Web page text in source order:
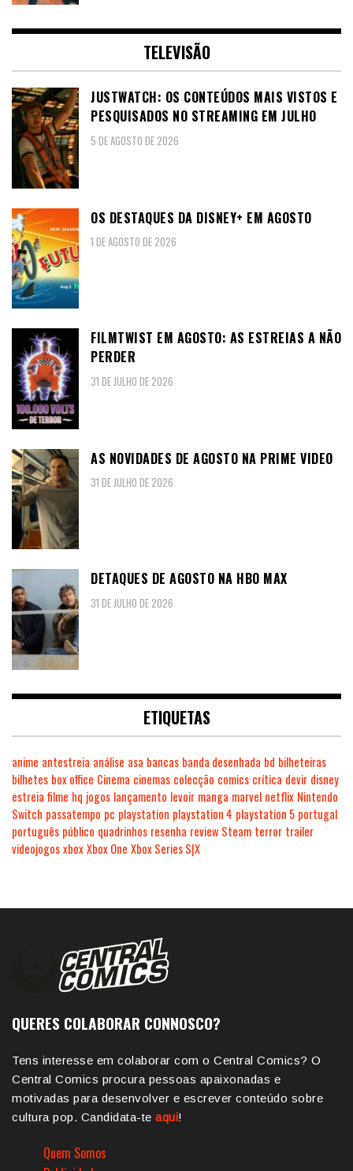
TELEVISÃO
JUSTWATCH: OS CONTEÚDOS MAIS VISTOS E
PESQUISADOS NO STREAMING EM JULHO
5 DE AGOSTO DE 2026
OS DESTAQUES DA DISNEY+ EM AGOSTO
1 DE AGOSTO DE 2026
FILMTWIST EM AGOSTO: AS ESTREIAS A NÃO
PERDER
31 DE JULHO DE 2026
AS NOVIDADES DE AGOSTO NA PRIME VIDEO
31 DE JULHO DE 2026
DETAQUES DE AGOSTO NA HBO MAX
31 DE JULHO DE 2026
ETIQUETAS
anime antestreia análise asa bancas banda desenhada bd bilheteiras
bilhetes box office Cinema cinemas colecção comics crítica devir disney
estreia filme hq jogos lançamento levoir manga marvel netflix Nintendo
Switch passatempo pc playstation playstation 4 playstation 5 portugal
português público quadrinhos resenha review Steam terror trailer
videojogosxboxXbox One Xbox Series S|X
QUERES COLABORAR CONNOSCO?
Tens interesse em colaborar com o Central Comics? O
Central Comics procura pessoas apaixonadas e
motivadas para desenvolver e escrever conteúdo sobre
cultura pop. Candidata-te aqui!
Quem Somos